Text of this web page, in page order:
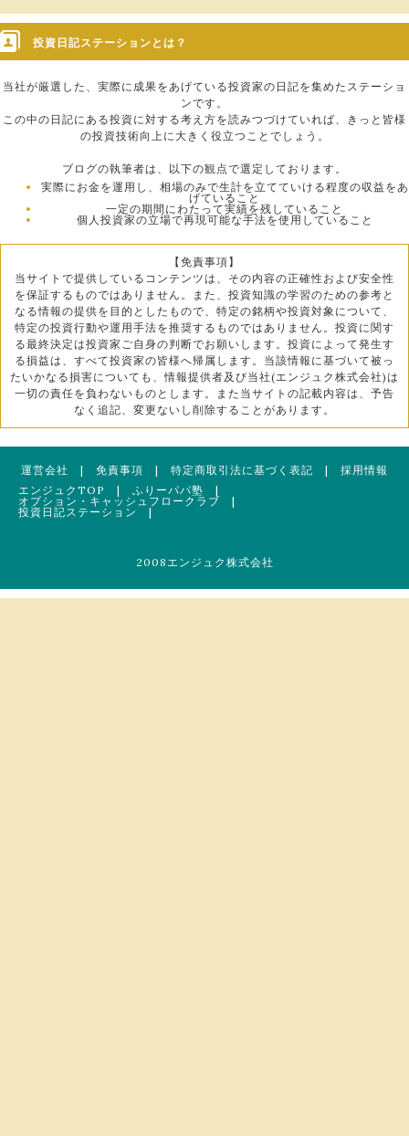
投資日記ステーションとは？
当社が厳選した、実際に成果をあげている投資家の日記を集めたステーショ
ンです。
この中の日記にある投資に対する考え方を読みつづけていれば、きっと皆様
の投資技術向上に大きく役立つことでしょう。
ブログの執筆者は、以下の観点で選定しております。
実際にお金を運用し、相場のみで生計を立てていける程度の収益をあ
げていること
一定の期間にわたって実績を残していること
個人投資家の立場で再現可能な手法を使用していること
【免責事項】
当サイトで提供しているコンテンツは、その内容の正確性および安全性
を保証するものではありません。また、投資知識の学習のための参考と
なる情報の提供を目的としたもので、特定の銘柄や投資対象について、
特定の投資行動や運用手法を推奨するものではありません。投資に関す
る最終決定は投資家ご自身の判断でお願いします。投資によって発生す
る損益は、すべて投資家の皆様へ帰属します。当該情報に基づいて被っ
たいかなる損害についても、情報提供者及び当社(エンジュク株式会社)は
一切の責任を負わないものとします。また当サイトの記載内容は、予告
なく追記、変更ないし削除することがあります。
運営会社 | 免責事項 | 特定商取引法に基づく表記 | 採用情報
エンジュクTOP
| ふりーパパ塾 |
オプション・キャッシュフロークラブ |
投資日記ステーション
|
2008エンジュク株式会社